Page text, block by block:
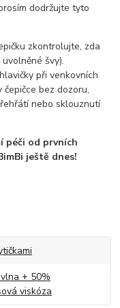
dodržujte tyto
zkontrolujte, zda
švy).
při venkovních
bez dozoru,
nebo sklouznutí
péči od prvních
ještě dnes!
+ 50%
viskóza